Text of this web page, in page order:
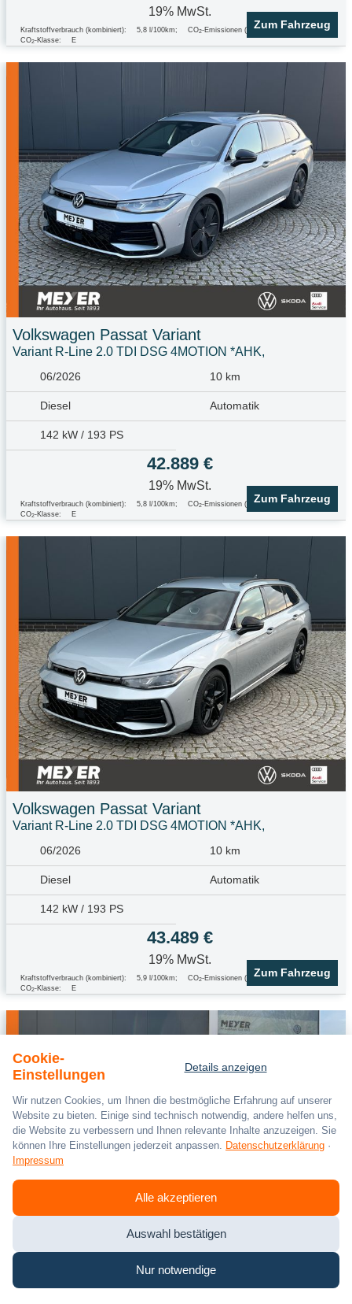
19% MwSt.
Kraftstoffverbrauch (kombiniert): 5,8 l/100km; CO2-Emissionen (kombiniert): 153.0 g/km
CO2-Klasse: E
Zum Fahrzeug
Volkswagen Passat Variant
Variant R-Line 2.0 TDI DSG 4MOTION *AHK,
06/2026 10 km
Diesel Automatik
142 kW / 193 PS
42.889 €
19% MwSt.
Kraftstoffverbrauch (kombiniert): 5,8 l/100km; CO2-Emissionen (kombiniert): 153.0 g/km
CO2-Klasse: E
Zum Fahrzeug
Volkswagen Passat Variant
Variant R-Line 2.0 TDI DSG 4MOTION *AHK,
06/2026 10 km
Diesel Automatik
142 kW / 193 PS
43.489 €
19% MwSt.
Kraftstoffverbrauch (kombiniert): 5,9 l/100km; CO2-Emissionen (kombiniert): 155.0 g/km
CO2-Klasse: E
Zum Fahrzeug
Volkswagen
Cookie-
Einstellungen
Details anzeigen
Wir nutzen Cookies, um Ihnen die bestmögliche Erfahrung auf unserer
Website zu bieten. Einige sind technisch notwendig, andere helfen uns,
die Website zu verbessern und Ihnen relevante Inhalte anzuzeigen. Sie
können Ihre Einstellungen jederzeit anpassen. Datenschutzerklärung ·
Impressum
Alle akzeptieren
Auswahl bestätigen
Nur notwendige